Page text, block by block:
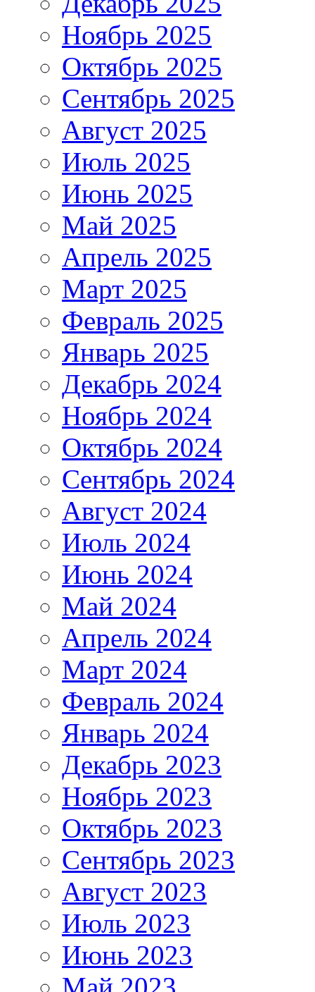
Ноябрь 2025
Октябрь 2025
Сентябрь 2025
Август 2025
Июль 2025
Июнь 2025
Май 2025
Апрель 2025
Март 2025
Февраль 2025
Январь 2025
Декабрь 2024
Ноябрь 2024
Октябрь 2024
Сентябрь 2024
Август 2024
Июль 2024
Июнь 2024
Май 2024
Апрель 2024
Март 2024
Февраль 2024
Январь 2024
Декабрь 2023
Ноябрь 2023
Октябрь 2023
Сентябрь 2023
Август 2023
Июль 2023
Июнь 2023